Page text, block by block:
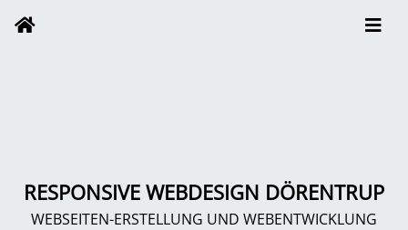
RESPONSIVE WEBDESIGN DÖRENTRUP
WEBSEITEN-ERSTELLUNG UND WEBENTWICKLUNG